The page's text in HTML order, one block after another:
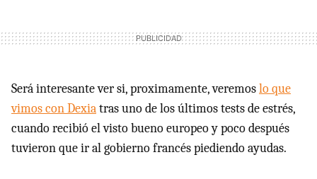
Será interesante ver si, proximamente, veremoslo que
vimos con Dexiatras uno de los últimos tests de estrés,
cuando recibió el visto bueno europeo y poco después
tuvieron que ir al gobierno francés piediendo ayudas.